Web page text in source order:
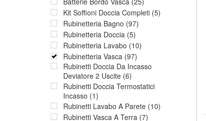
Kit Soffioni Doccia Completi (5)
Rubinetteria Bagno (97)
Rubinetteria Doccia (5)
Rubinetteria Lavabo (10)
Rubinetteria Vasca (97)
Rubinetti Doccia Da Incasso
Deviatore 2 Uscite (6)
Rubinetti Doccia Termostatici
Incasso (1)
Rubinetti Lavabo A Parete (10)
Rubinetti Vasca A Terra (7)